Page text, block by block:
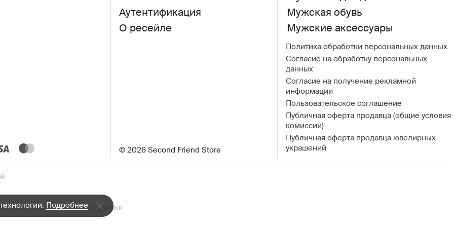
Подробнее
Аутентификация
О ресейле
© 2026 Second Friend Store
Мужская обувь
Мужские аксессуары
Политика обработки персональных данных
Согласие на обработку персональных
данных
Согласие на получение рекламной
информации
Пользовательское соглашение
Публичная оферта продавца (общие условия
комиссии)
Публичная оферта продавца ювелирных
украшений
ХудиПлатья Классические пиджаки